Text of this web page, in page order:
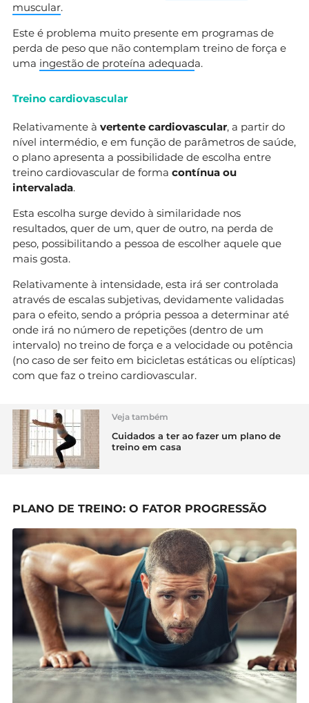
muscular.
Este é problema muito presente em programas de
perda de peso que não contemplam treino de força e
uma ingestão de proteína adequada.
Treino cardiovascular
Relativamente à vertente cardiovascular, a partir do
nível intermédio, e em função de parâmetros de saúde,
o plano apresenta a possibilidade de escolha entre
treino cardiovascular de forma contínua ou
intervalada.
Esta escolha surge devido à similaridade nos
resultados, quer de um, quer de outro, na perda de
peso, possibilitando a pessoa de escolher aquele que
mais gosta.
Relativamente à intensidade, esta irá ser controlada
através de escalas subjetivas, devidamente validadas
para o efeito, sendo a própria pessoa a determinar até
onde irá no número de repetições (dentro de um
intervalo) no treino de força e a velocidade ou potência
(no caso de ser feito em bicicletas estáticas ou elípticas)
com que faz o treino cardiovascular.
Veja também
Cuidados a ter ao fazer um plano de
treino em casa
PLANO DE TREINO: O FATOR PROGRESSÃO